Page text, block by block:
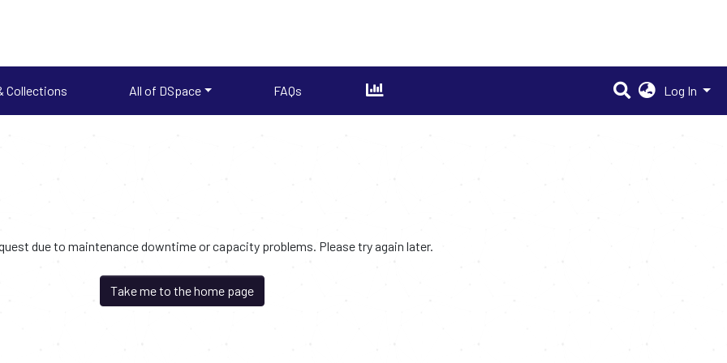
Collections All of DSpace FAQs Log In
due to maintenance downtime or capacity problems. Please try again later.
Take me to the home page